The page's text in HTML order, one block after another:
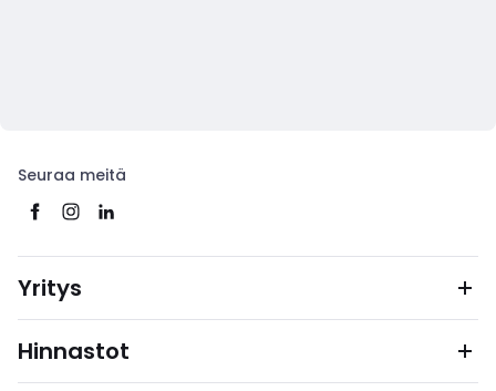
Seuraa meitä
Yritys
Hinnastot